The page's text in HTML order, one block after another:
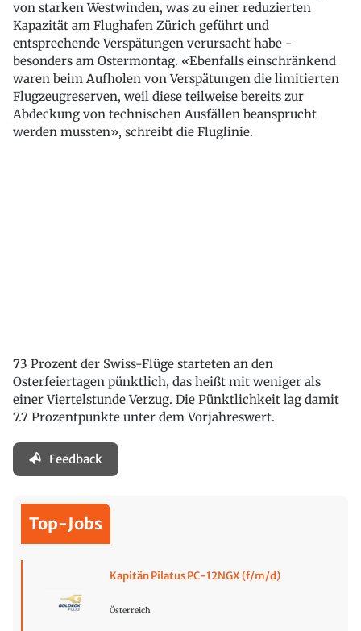
von starken Westwinden, was zu einer reduzierten
Kapazität am Flughafen Zürich geführt und
entsprechende Verspätungen verursacht habe -
besonders am Ostermontag. «Ebenfalls einschränkend
waren beim Aufholen von Verspätungen die limitierten
Flugzeugreserven, weil diese teilweise bereits zur
Abdeckung von technischen Ausfällen beansprucht
werden mussten», schreibt die Fluglinie.
73 Prozent der Swiss-Flüge starteten an den
Osterfeiertagen pünktlich, das heißt mit weniger als
einer Viertelstunde Verzug. Die Pünktlichkeit lag damit
7.7 Prozentpunkte unter dem Vorjahreswert.
Feedback
Top-Jobs
Kapitän Pilatus PC-12NGX (f/m/d)
Österreich